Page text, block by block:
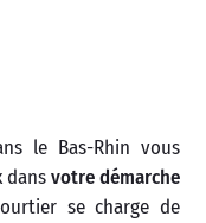
le Bas-Rhin vous
dans votre démarche
se charge de